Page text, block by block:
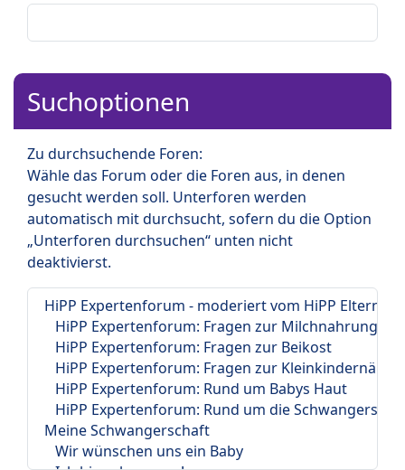
Suchoptionen
Zu durchsuchende Foren:
Wähle das Forum oder die Foren aus, in denen
gesucht werden soll. Unterforen werden
automatisch mit durchsucht, sofern du die Option
„Unterforen durchsuchen“ unten nicht
deaktivierst.